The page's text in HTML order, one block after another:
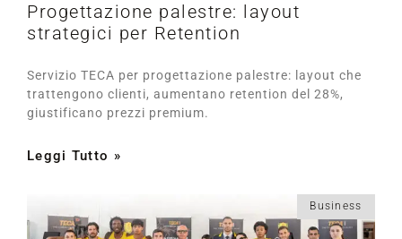
Progettazione palestre: layout
strategici per Retention
Servizio TECA per progettazione palestre: layout che
trattengono clienti, aumentano retention del 28%,
giustificano prezzi premium.
Leggi Tutto »
Business